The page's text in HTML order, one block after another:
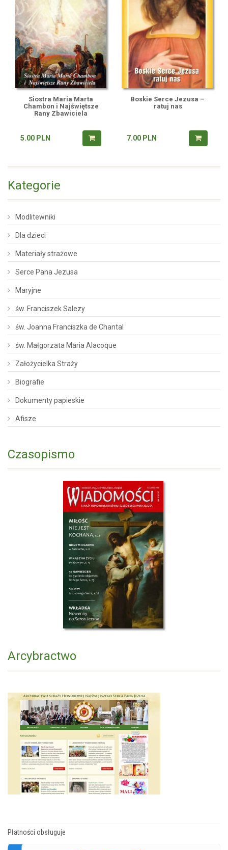
Siostra Maria Marta
Chambon i Najświętsze
Rany Zbawiciela
5.00 PLN
Boskie Serce Jezusa –
ratuj nas
7.00 PLN
Kategorie
Modlitewniki
Dla dzieci
Materiały strażowe
Serce Pana Jezusa
Maryjne
św. Franciszek Salezy
św. Joanna Franciszka de Chantal
św. Małgorzata Maria Alacoque
Założycielka Straży
Biografie
Dokumenty papieskie
Afisze
Czasopismo
Arcybractwo
Płatności obsługuje